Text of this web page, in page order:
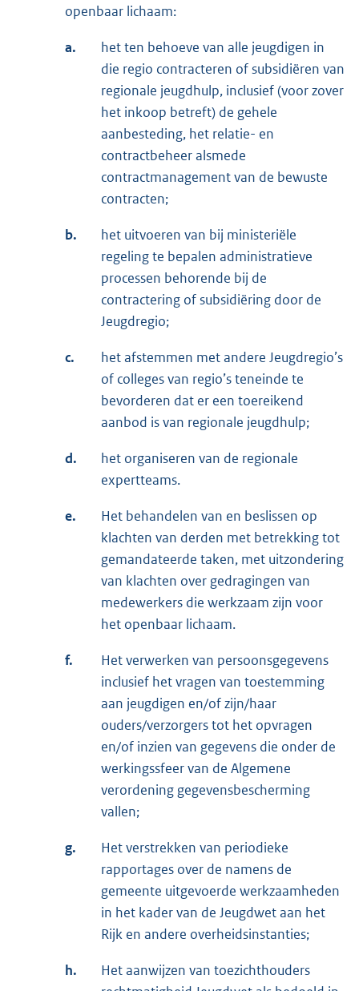
openbaar lichaam:
a.
het ten behoeve van alle jeugdigen in
die regio contracteren of subsidiëren van
regionale jeugdhulp, inclusief (voor zover
het inkoop betreft) de gehele
aanbesteding, het relatie- en
contractbeheer alsmede
contractmanagement van de bewuste
contracten;
b.
het uitvoeren van bij ministeriële
regeling te bepalen administratieve
processen behorende bij de
contractering of subsidiëring door de
Jeugdregio;
c.
het afstemmen met andere Jeugdregio’s
of colleges van regio’s teneinde te
bevorderen dat er een toereikend
aanbod is van regionale jeugdhulp;
d.
het organiseren van de regionale
expertteams.
e.
Het behandelen van en beslissen op
klachten van derden met betrekking tot
gemandateerde taken, met uitzondering
van klachten over gedragingen van
medewerkers die werkzaam zijn voor
het openbaar lichaam.
f.
Het verwerken van persoonsgegevens
inclusief het vragen van toestemming
aan jeugdigen en/of zijn/haar
ouders/verzorgers tot het opvragen
en/of inzien van gegevens die onder de
werkingssfeer van de Algemene
verordening gegevensbescherming
vallen;
g.
Het verstrekken van periodieke
rapportages over de namens de
gemeente uitgevoerde werkzaamheden
in het kader van de Jeugdwet aan het
Rijk en andere overheidsinstanties;
h.
Het aanwijzen van toezichthouders